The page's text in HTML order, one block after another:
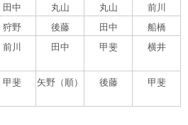
田中 丸山 丸山
前川
狩野 後藤 田中
船橋
前川 田中 甲斐 横井
甲斐 矢野（順） 後藤 甲斐